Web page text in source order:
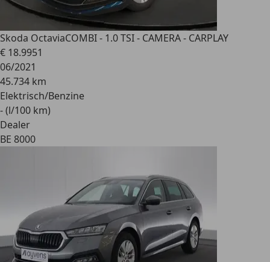
Skoda OctaviaCOMBI - 1.0 TSI - CAMERA - CARPLAY
€ 18.9951
06/2021
45.734 km
Elektrisch/Benzine
- (l/100 km)
Dealer
BE 8000